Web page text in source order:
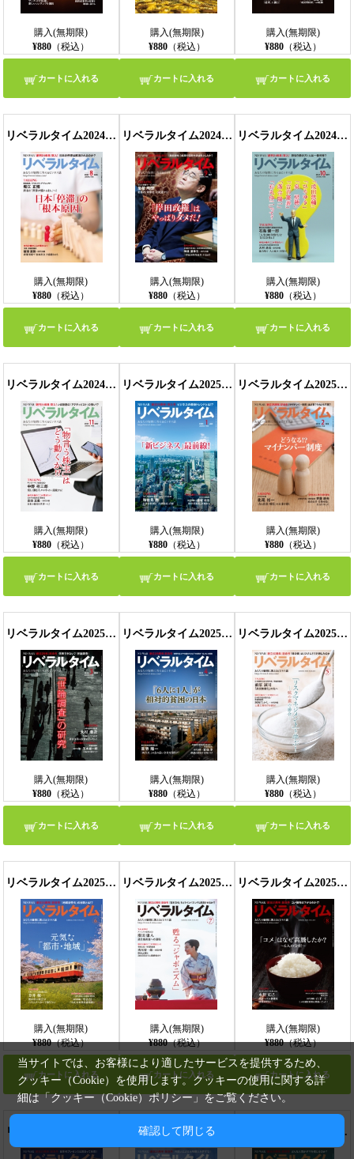
購入(無期限)
¥880 （税込）
カートに入れる
購入(無期限)
¥880（税込）
カートに入れる
購入(無期限)
¥880（税込）
カートに入れる
リベラルタイム2024年8月号
購入(無期限)
¥880 （税込）
カートに入れる
リベラルタイム2024年9月号
購入(無期限)
¥880（税込）
カートに入れる
リベラルタイム2024年10月号
購入(無期限)
¥880（税込）
カートに入れる
リベラルタイム2024年11月号
購入(無期限)
¥880 （税込）
カートに入れる
リベラルタイム2025年1月号
購入(無期限)
¥880（税込）
カートに入れる
リベラルタイム2025年2月号
購入(無期限)
¥880（税込）
カートに入れる
リベラルタイム2025年3月号
購入(無期限)
¥880 （税込）
カートに入れる
リベラルタイム2025年4月号
購入(無期限)
¥880（税込）
カートに入れる
リベラルタイム2025年5月号
購入(無期限)
¥880（税込）
カートに入れる
リベラルタイム2025年6月号
購入(無期限)
¥880（税込）
カートに入れる
リベラルタイム2025年7月号
購入(無期限)
¥880（税込）
カートに入れる
リベラルタイム2025年8月号
購入(無期限)
¥880（税込）
カートに入れる
リベラルタイム2025年11月号
当サイトでは、お客様により適したサービスを提供するため、
クッキー（Cookie）を使用します。クッキーの使用に関する詳
細は「クッキー（Cookie）ポリシー」をご覧ください。
確認して閉じる